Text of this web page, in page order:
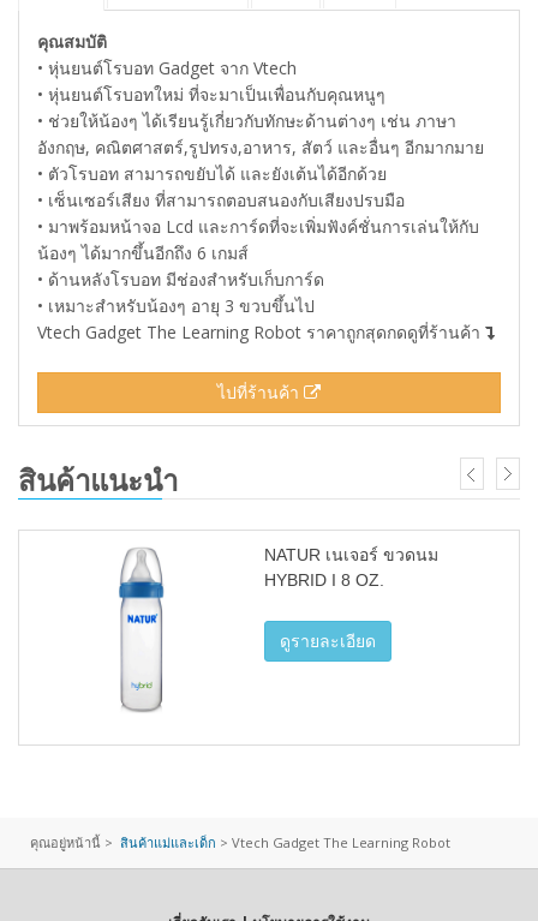
คุณสมบัติ
• หุ่นยนต์โรบอท Gadget จาก Vtech
• หุ่นยนต์โรบอทใหม่ ที่จะมาเป็นเพื่อนกับคุณหนูๆ
• ช่วยให้น้องๆ ได้เรียนรู้เกี่ยวกับทักษะด้านต่างๆ เช่น ภาษา
อังกฤษ, คณิตศาสตร์,รูปทรง,อาหาร, สัตว์ และอื่นๆ อีกมากมาย
• ตัวโรบอท สามารถขยับได้ และยังเต้นได้อีกด้วย
• เซ็นเซอร์เสียง ที่สามารถตอบสนองกับเสียงปรบมือ
• มาพร้อมหน้าจอ Lcd และการ์ดที่จะเพิ่มฟังค์ชั่นการเล่นให้กับ
น้องๆ ได้มากขึ้นอีกถึง 6 เกมส์
• ด้านหลังโรบอท มีช่องสำหรับเก็บการ์ด
• เหมาะสำหรับน้องๆ อายุ 3 ขวบขึ้นไป
Vtech Gadget The Learning Robot ราคาถูกสุดกดดูที่ร้านค้า
ไปที่ร้านค้า
สินค้าแนะนำ
NATUR เนเจอร์ ขวดนม
HYBRID I 8 OZ.
ดูรายละเอียด
คุณอยู่หน้านี้ > สินค้าแม่และเด็ก > Vtech Gadget The Learning Robot